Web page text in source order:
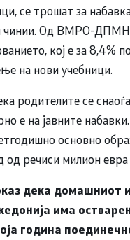
се трошат за
чинии. Од ВМРО-
кој е за 8,4%
на нови учебници.
родителите се
е на јавните
основно
од речиси милион евра
дека домашниот
има
година